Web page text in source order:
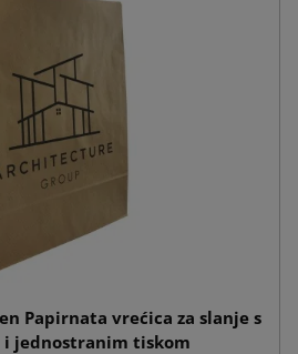
Papirnata vrećica za slanje s
i jednostranim tiskom